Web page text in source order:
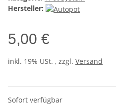
Hersteller:
5,00 €
inkl. 19% USt. , zzgl. Versand
Sofort verfügbar